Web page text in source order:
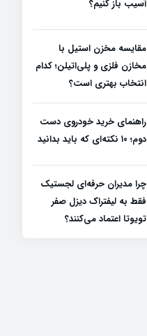
آسیب باز کنیم؟
مقایسه مخزن استیل با
مخازن فلزی و پلی‌اتیلن؛ کدام
انتخاب بهتری است؟
راهنمای خرید خودروی دست
دوم؛ ۱۰ نکته‌ای که باید بدانید
چرا مدیران حرفه‌ای لجستیک
فقط به لیفتراک دیزل صفر
تویوتا اعتماد می‌کنند؟